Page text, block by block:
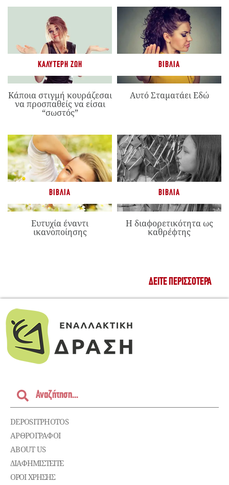
ΚΑΛΎΤΕΡΗ ΖΩΉ
Κάποια στιγμή κουράζεσαι
να προσπαθείς να είσαι
“σωστός”
ΒΙΒΛΊΑ
Αυτό Σταματάει Εδώ
ΒΙΒΛΊΑ
Ευτυχία έναντι
ικανοποίησης
ΒΙΒΛΊΑ
Η διαφορετικότητα ως
καθρέφτης
ΔΕΊΤΕ ΠΕΡΙΣΣΌΤΕΡΑ
DEPOSITPHOTOS
ΑΡΘΡΟΓΡΑΦΟΙ
ABOUT US
ΔΙΑΦΗΜΙΣΤΕΊΤΕ
ΌΡΟΙ ΧΡΉΣΗΣ